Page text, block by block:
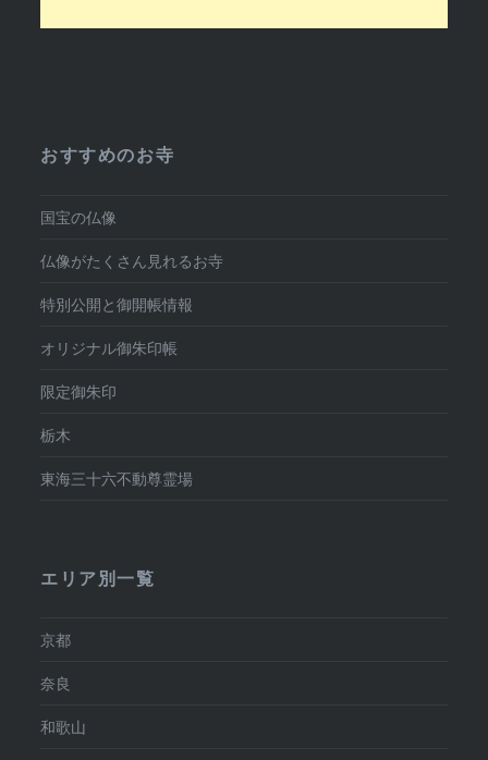
おすすめのお寺
国宝の仏像
仏像がたくさん見れるお寺
特別公開と御開帳情報
オリジナル御朱印帳
限定御朱印
栃木
東海三十六不動尊霊場
エリア別一覧
京都
奈良
和歌山